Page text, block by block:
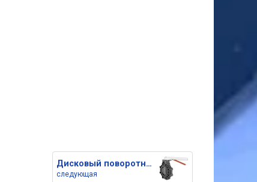
Дисковый поворотный затвор из
следующая